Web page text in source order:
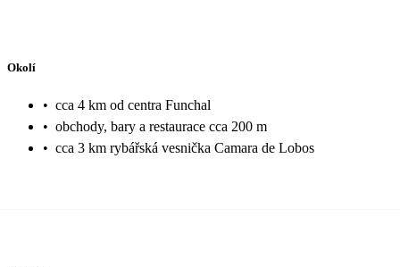
Okolí
• cca 4 km od centra Funchal
• obchody, bary a restaurace cca 200 m
• cca 3 km rybářská vesnička Camara de Lobos